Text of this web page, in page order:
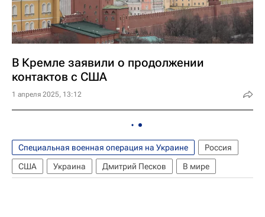
В Кремле заявили о продолжении
контактов с США
1 апреля 2025, 13:12
Специальная военная операция на Украине
Россия
США
Украина Дмитрий Песков В мире